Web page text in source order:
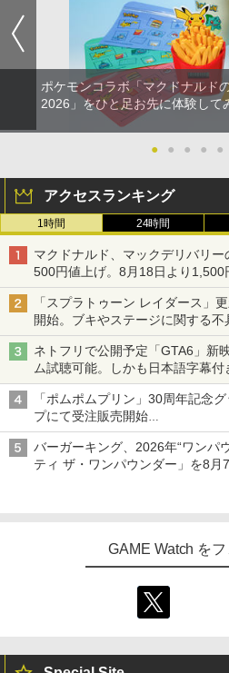
ポケモンコラボ「マクドナルド
2026」をひと足お先に体験して
● ● ● ● ●
アクセスランキング
1時間 24時間
マクドナルド、マックデリバリ
500円値上げ。8月18日より1,500
「スプラトゥーン レイダース」
開始。ブキやステージに関する不
ネトフリで公開予定「GTA6」新
ム試聴可能。しかも日本語字幕付
Netflixから公式回答あり
「ポムポムプリン」30周年記念
プにて受注販売開始
「おもちもちもちクッション」
バーガーキング、2026年“ワンパ
ティ ザ・ワンパウンダー」を8月
GAME Watch を